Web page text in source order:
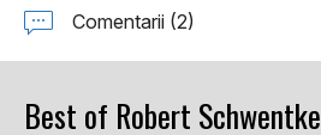
Comentarii (2)
Best of Robert Schwentke